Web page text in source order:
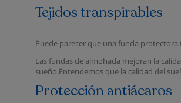
Tejidos transpirables
Puede parecer que una funda
Las fundas de almohada mejoran la
sueño.Entendemos que la calidad del
Protección antiácaros